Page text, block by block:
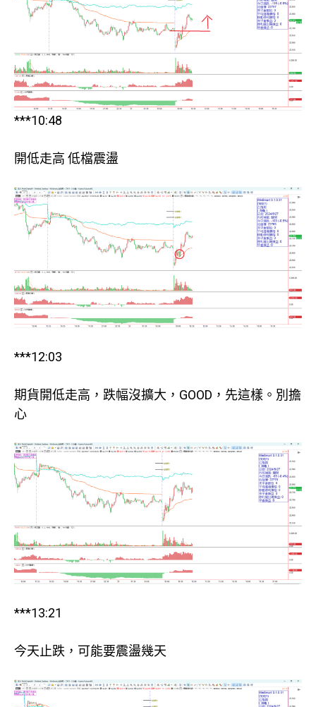
***10:48
開低走高 低檔震盪
***12:03
期貨開低走高，跌幅沒擴大，GOOD，先這樣。別擔
心
***13:21
今天止跌，可能要震盪幾天